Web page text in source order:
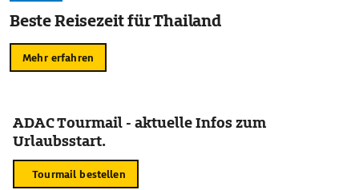
Beste Reisezeit für Thailand
Mehr erfahren
ADAC Tourmail - aktuelle Infos zum
Urlaubsstart.
Tourmail bestellen